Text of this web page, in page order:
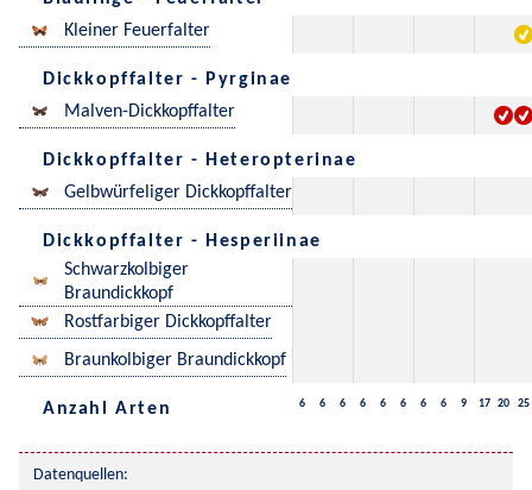
Kleiner Feuerfalter
Dickkopffalter - Pyrginae
Malven-Dickkopffalter
Dickkopffalter - Heteropterinae
Gelbwürfeliger Dickkopffalter
Dickkopffalter - Hesperiinae
Schwarzkolbiger
Braundickkopf
Rostfarbiger Dickkopffalter
Braunkolbiger Braundickkopf
Anzahl Arten 6 6 6 6 6 6 6 6 9 17 20 25
Datenquellen: